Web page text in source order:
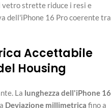
vetro strette riduce i resi e
dell'iPhone 16 Pro coerente tra
Accettabile
Housing
La lunghezza dell'iPhone 16
Deviazione millimetrica fino a